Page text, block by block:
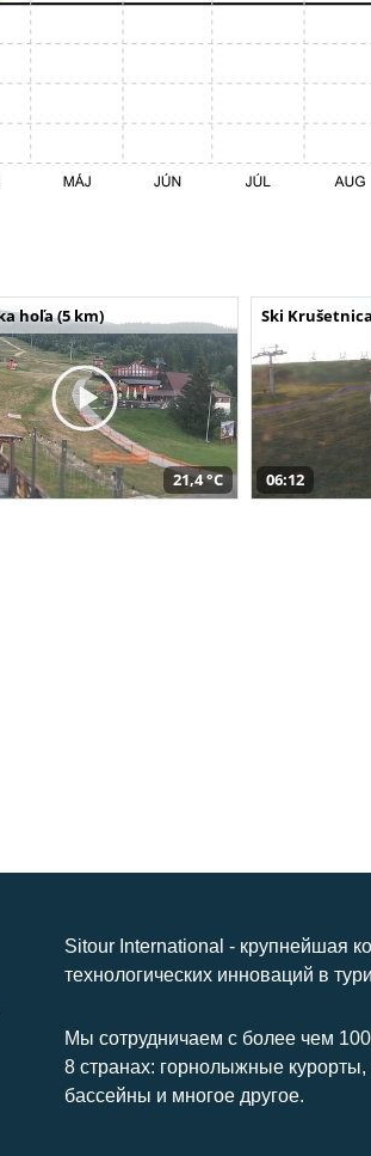
hoľa (5 km)
21,4 °C
Ski
06:12
Sitour International - крупнейшая
технологических инноваций в
Мы сотрудничаем с более чем
8 странах: горнолыжные курорты,
бассейны и многое другое.